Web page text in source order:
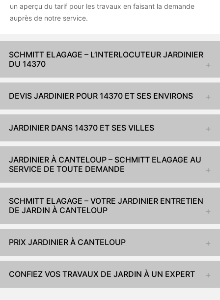
un aperçu du tarif pour les travaux en faisant la demande
auprès de notre service.
SCHMITT ELAGAGE – L’INTERLOCUTEUR JARDINIER
DU 14370
DEVIS JARDINIER POUR 14370 ET SES ENVIRONS
JARDINIER DANS 14370 ET SES VILLES
JARDINIER À CANTELOUP – SCHMITT ELAGAGE AU
SERVICE DE TOUTE DEMANDE
SCHMITT ELAGAGE – VOTRE JARDINIER ENTRETIEN
DE JARDIN À CANTELOUP
PRIX JARDINIER À CANTELOUP
CONFIEZ VOS TRAVAUX DE JARDIN À UN EXPERT